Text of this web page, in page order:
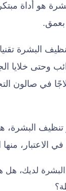
هو أداة
البشرة
وحتى خلايا
في صالون
تنظيف
الاعتبار، منها
لديك، هل